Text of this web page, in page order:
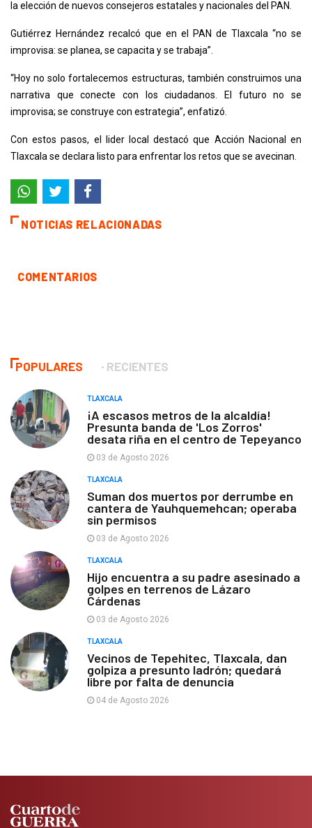
la elección de nuevos consejeros estatales y nacionales del PAN.
Gutiérrez Hernández recalcó que en el PAN de Tlaxcala “no se
improvisa: se planea, se capacita y se trabaja”.
“Hoy no solo fortalecemos estructuras, también construimos una
narrativa que conecte con los ciudadanos. El futuro no se
improvisa; se construye con estrategia”, enfatizó.
Con estos pasos, el lider local destacó que Acción Nacional en
Tlaxcala se declara listo para enfrentar los retos que se avecinan.
NOTICIAS RELACIONADAS
COMENTARIOS
POPULARES RECIENTES
TLAXCALA
¡A escasos metros de la alcaldía!
Presunta banda de 'Los Zorros'
desata riña en el centro de Tepeyanco
03 de Agosto 2026
TLAXCALA
Suman dos muertos por derrumbe en
cantera de Yauhquemehcan; operaba
sin permisos
03 de Agosto 2026
TLAXCALA
Hijo encuentra a su padre asesinado a
golpes en terrenos de Lázaro
Cárdenas
03 de Agosto 2026
TLAXCALA
Vecinos de Tepehitec, Tlaxcala, dan
golpiza a presunto ladrón; quedará
libre por falta de denuncia
04 de Agosto 2026